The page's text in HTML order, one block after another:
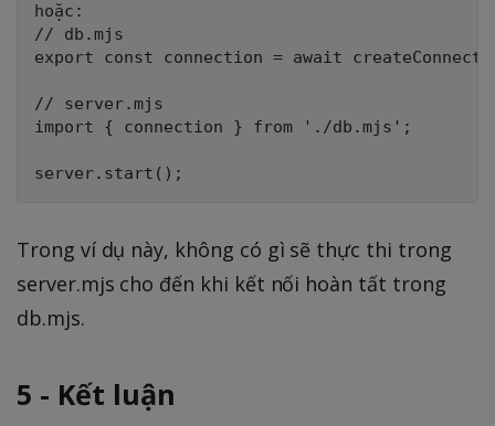
hoặc:
// db.mjs
export const connection = await
// server.mjs
import { connection } from './db.mjs';
Trong ví dụ này, không có gì sẽ thực thi trong
server.mjs cho đến khi kết nối hoàn tất trong
db.mjs.
5 - Kết luận